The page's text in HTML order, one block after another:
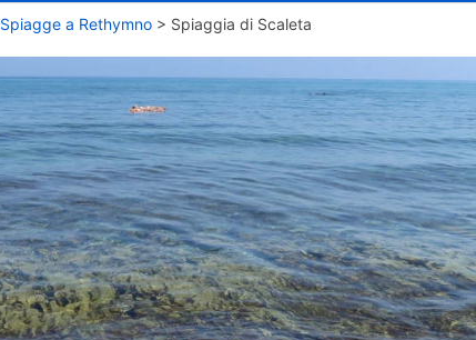
Spiagge a Rethymno > Spiaggia di Scaleta